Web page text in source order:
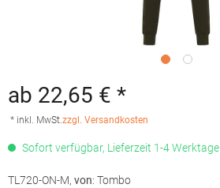
ab 22,65 € *
* inkl. MwSt.zzgl. Versandkosten
Sofort verfügbar, Lieferzeit 1-4 Werktage
TL720-ON-M, von: Tombo